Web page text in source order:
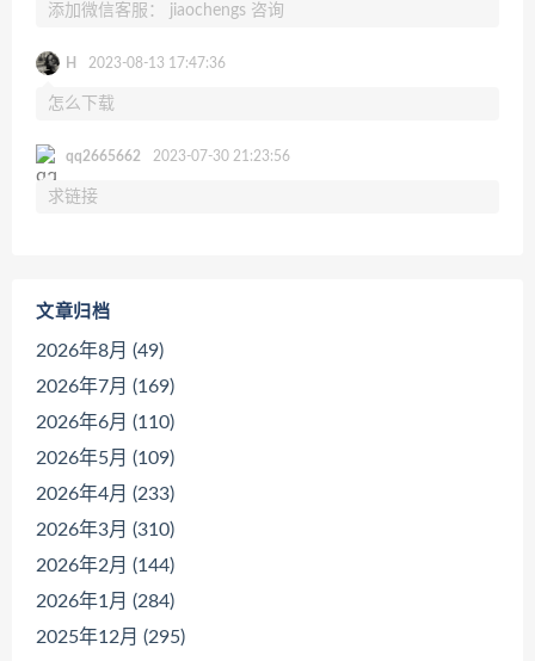
添加微信客服： jiaochengs 咨询
H 2023-08-13 17:47:36
怎么下载
qq2665662 2023-07-30 21:23:56
求链接
文章归档
2026年8月 (49)
2026年7月 (169)
2026年6月 (110)
2026年5月 (109)
2026年4月 (233)
2026年3月 (310)
2026年2月 (144)
2026年1月 (284)
2025年12月 (295)